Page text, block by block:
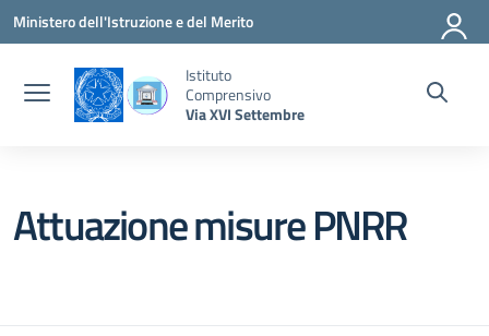
Vai ai contenuti
Vai al menu di navigazione
Vai al footer
Ministero dell'Istruzione e del Merito
Istituto
Comprensivo
Via XVI Settembre
Attuazione misure PNRR